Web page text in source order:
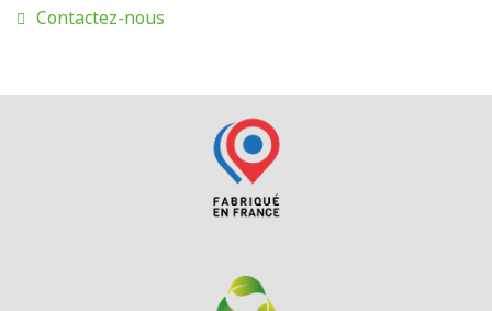
Contactez-nous